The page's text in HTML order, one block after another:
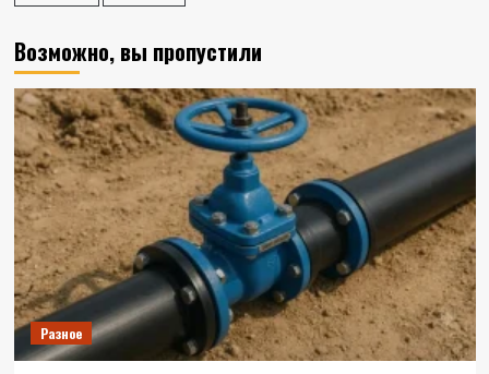
Возможно, вы пропустили
Разное